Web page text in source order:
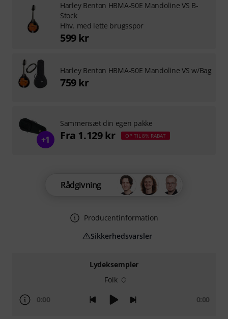
Lydeksempler
Folk
0:00 0:00
Rådgivning
Producentinformation
Sikkerhedsvarsler
Harley Benton HBMA-50E Mandoline VS B-
Stock
Hhv. med lette brugsspor
599 kr
Harley Benton HBMA-50E Mandoline VS w/Bag
759 kr
+1
Sammensæt din egen pakke
Fra 1.129 kr OP TIL 8% RABAT